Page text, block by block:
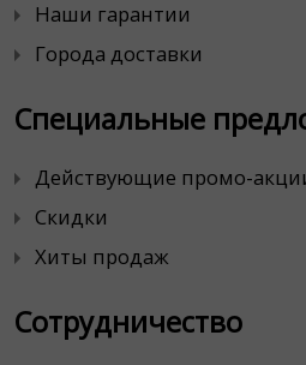
Наши гарантии
Города доставки
Специальные
Действующие промо-
Скидки
Хиты продаж
Сотрудничество